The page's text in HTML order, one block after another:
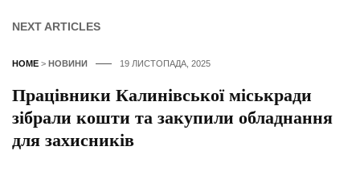
NEXT ARTICLES
HOME > НОВИНИ 19 ЛИСТОПАДА, 2025
Працівники Калинівської міськради
зібрали кошти та закупили обладнання
для захисників